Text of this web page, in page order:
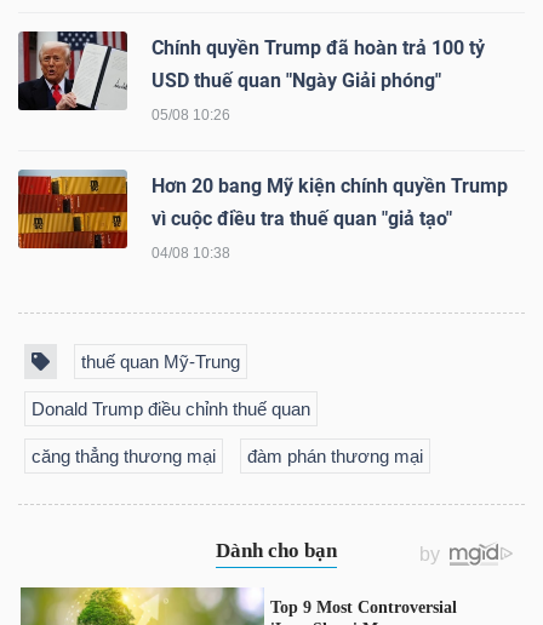
Chính quyền Trump đã hoàn trả 100 tỷ
USD thuế quan "Ngày Giải phóng"
05/08 10:26
Hơn 20 bang Mỹ kiện chính quyền Trump
vì cuộc điều tra thuế quan "giả tạo"
04/08 10:38
thuế quan Mỹ-Trung
Donald Trump điều chỉnh thuế quan
căng thẳng thương mại đàm phán thương mại
NGUYÊN
LIỆU
CÔNG
NGHIỆP
THIẾT